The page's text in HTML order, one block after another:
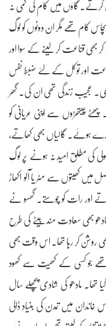
کرتے۔ گاؤں میں کام کی کمی نہ
کام تھے مگر ان دونوں کو لوگ
قناعت کر لینے کے سوا اور
قناعت اور توکل کے لئے ضبطِ نفس
عجیب زندگی تھی ان کی۔ گھر
چیتھڑوں سے اپنی عریانی کو
ہوئے۔ گالیاں بھی کھاتے،
کی مطلق امید نہ ہونے پر لوگ
میں کھیتوں سے مٹر یا آلو اکھاڑ
اور رات کو چوستے۔ گھسو نے
بھی سعادت مند بیٹے کی طرح
روشن کر رہا تھا۔ اس وقت بھی
تھے جو کسی کے کھیت سے کھود
تھا۔ مادھو کی شادی پچھلے سال
میں تمدن کی بنیاد ڈالی